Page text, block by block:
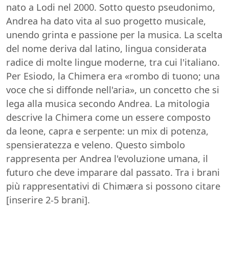
nato a Lodi nel 2000. Sotto questo pseudonimo,
Andrea ha dato vita al suo progetto musicale,
unendo grinta e passione per la musica. La scelta
del nome deriva dal latino, lingua considerata
radice di molte lingue moderne, tra cui l'italiano.
Per Esiodo, la Chimera era «rombo di tuono; una
voce che si diffonde nell'aria», un concetto che si
lega alla musica secondo Andrea. La mitologia
descrive la Chimera come un essere composto
da leone, capra e serpente: un mix di potenza,
spensieratezza e veleno. Questo simbolo
rappresenta per Andrea l'evoluzione umana, il
futuro che deve imparare dal passato. Tra i brani
più rappresentativi di Chimæra si possono citare
[inserire 2-5 brani].